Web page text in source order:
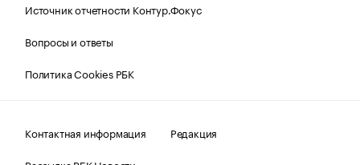
Источник отчетности Контур.Фокус
Вопросы и ответы
Политика Cookies РБК
Контактная информация
Редакция